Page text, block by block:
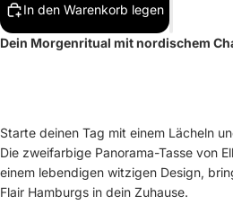
In den Warenkorb legen
Dein Morgenritual mit nordischem
Starte deinen Tag mit einem Lächeln
Die zweifarbige Panorama-Tasse von
einem lebendigen witzigen Design,
Flair Hamburgs in dein Zuhause.